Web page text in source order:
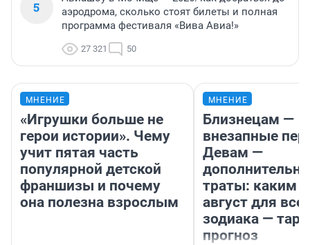
5
аэродрома, сколько стоят билеты и полная
программа фестиваля «Вива Авиа!»
27 321 50
МНЕНИЕ
«Игрушки больше не
герои истории». Чему
учит пятая часть
популярной детской
франшизы и почему
она полезна взрослым
МНЕНИЕ
Близнецам —
внезапные
Девам —
траты: каким
август для
зодиака —
прогноз